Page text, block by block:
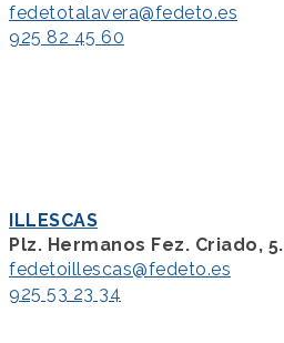
fedetotalavera@fedeto.es
925 82 45 60
ILLESCAS
Plz. Hermanos Fez. Criado, 5.
fedetoillescas@fedeto.es
925 53 23 34